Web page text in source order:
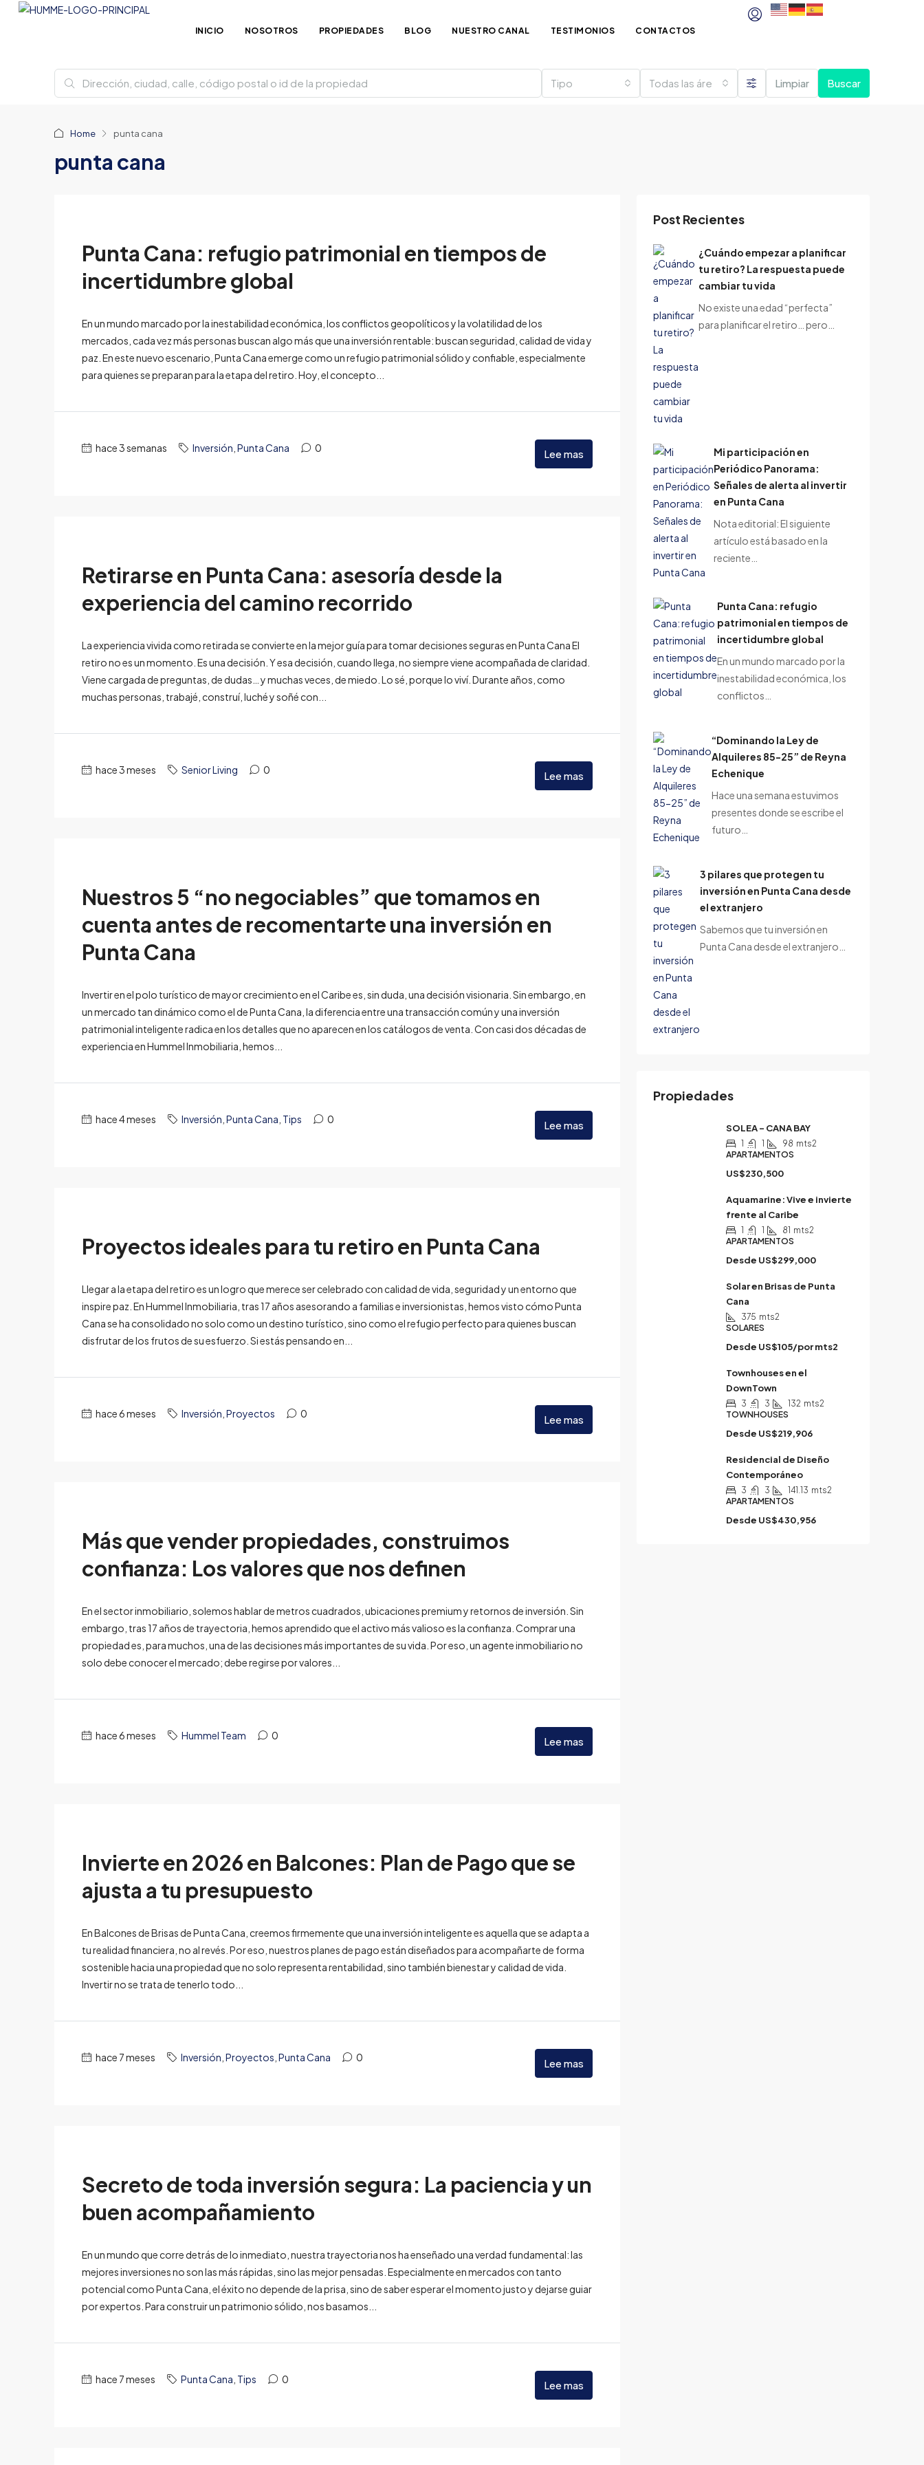
INICIO NOSOTROS PROPIEDADES BLOG NUESTRO CANAL TESTIMONIOS CONTACTOS
Tipo Todas las áreas Limpiar Buscar
Home punta cana
punta cana
Punta Cana: refugio patrimonial en tiempos de
incertidumbre global
En un mundo marcado por la inestabilidad económica, los conflictos geopolíticos y la volatilidad de los
mercados, cada vez más personas buscan algo más que una inversión rentable: buscan seguridad, calidad de vida y
paz. En este nuevo escenario, Punta Cana emerge como un refugio patrimonial sólido y confiable, especialmente
para quienes se preparan para la etapa del retiro. Hoy, el concepto...
hace 3 semanas Inversión Punta Cana 0 Lee mas
Retirarse en Punta Cana: asesoría desde la
experiencia del camino recorrido
La experiencia vivida como retirada se convierte en la mejor guía para tomar decisiones seguras en Punta Cana El
retiro no es un momento. Es una decisión. Y esa decisión, cuando llega, no siempre viene acompañada de claridad.
Viene cargada de preguntas, de dudas… y muchas veces, de miedo. Lo sé, porque lo viví. Durante años, como
muchas personas, trabajé, construí, luché y soñé con...
hace 3 meses Senior Living 0 Lee mas
Nuestros 5 “no negociables” que tomamos en
cuenta antes de recomentarte una inversión en
Punta Cana
Invertir en el polo turístico de mayor crecimiento en el Caribe es, sin duda, una decisión visionaria. Sin embargo, en
un mercado tan dinámico como el de Punta Cana, la diferencia entre una transacción común y una inversión
patrimonial inteligente radica en los detalles que no aparecen en los catálogos de venta. Con casi dos décadas de
experiencia en Hummel Inmobiliaria, hemos...
hace 4 meses Inversión Punta Cana Tips 0 Lee mas
Proyectos ideales para tu retiro en Punta Cana
Llegar a la etapa del retiro es un logro que merece ser celebrado con calidad de vida, seguridad y un entorno que
inspire paz. En Hummel Inmobiliaria, tras 17 años asesorando a familias e inversionistas, hemos visto cómo Punta
Cana se ha consolidado no solo como un destino turístico, sino como el refugio perfecto para quienes buscan
disfrutar de los frutos de su esfuerzo. Si estás pensando en...
hace 6 meses Inversión Proyectos 0 Lee mas
Más que vender propiedades, construimos
confianza: Los valores que nos definen
En el sector inmobiliario, solemos hablar de metros cuadrados, ubicaciones premium y retornos de inversión. Sin
embargo, tras 17 años de trayectoria, hemos aprendido que el activo más valioso es la confianza. Comprar una
propiedad es, para muchos, una de las decisiones más importantes de su vida. Por eso, un agente inmobiliario no
solo debe conocer el mercado; debe regirse por valores...
hace 6 meses Hummel Team 0 Lee mas
Invierte en 2026 en Balcones: Plan de Pago que se
ajusta a tu presupuesto
En Balcones de Brisas de Punta Cana, creemos firmemente que una inversión inteligente es aquella que se adapta a
tu realidad financiera, no al revés. Por eso, nuestros planes de pago están diseñados para acompañarte de forma
sostenible hacia una propiedad que no solo representa rentabilidad, sino también bienestar y calidad de vida.
Invertir no se trata de tenerlo todo...
hace 7 meses Inversión Proyectos Punta Cana 0 Lee mas
Secreto de toda inversión segura: La paciencia y un
buen acompañamiento
En un mundo que corre detrás de lo inmediato, nuestra trayectoria nos ha enseñado una verdad fundamental: las
mejores inversiones no son las más rápidas, sino las mejor pensadas. Especialmente en mercados con tanto
potencial como Punta Cana, el éxito no depende de la prisa, sino de saber esperar el momento justo y dejarse guiar
por expertos. Para construir un patrimonio sólido, nos basamos...
hace 7 meses Punta Cana Tips 0 Lee mas
Post Recientes
¿Cuándo empezar a planificar
tu retiro? La respuesta puede
cambiar tu vida
No existe una edad “perfecta”
para planificar el retiro… pero…
Mi participación en
Periódico Panorama:
Señales de alerta al invertir
en Punta Cana
Nota editorial: El siguiente
artículo está basado en la
reciente…
Punta Cana: refugio
patrimonial en tiempos de
incertidumbre global
En un mundo marcado por la
inestabilidad económica, los
conflictos…
“Dominando la Ley de
Alquileres 85-25” de Reyna
Echenique
Hace una semana estuvimos
presentes donde se escribe el
futuro…
3 pilares que protegen tu
inversión en Punta Cana desde
el extranjero
Sabemos que tu inversión en
Punta Cana desde el extranjero…
Propiedades
SOLEA – CANA BAY
1 1 98 mts2
APARTAMENTOS
US$230,500
Aquamarine: Vive e invierte
frente al Caribe
1 1 81 mts2
APARTAMENTOS
Desde US$299,000
Solar en Brisas de Punta
Cana
375 mts2
SOLARES
Desde US$105/por mts2
Townhouses en el
DownTown
3 3 132 mts2
TOWNHOUSES
Desde US$219,906
Residencial de Diseño
Contemporáneo
3 3 141.13 mts2
APARTAMENTOS
Desde US$430,956